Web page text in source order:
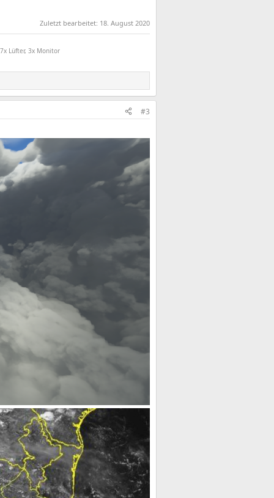
Zuletzt bearbeitet: 18. August 2020
Lüfter, 3x Monitor
#3